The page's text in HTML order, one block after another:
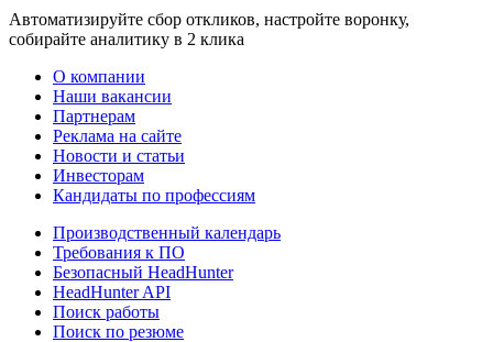
Автоматизируйте сбор откликов, настройте воронку,
собирайте аналитику в 2 клика
О компании
Наши вакансии
Партнерам
Реклама на сайте
Новости и статьи
Инвесторам
Кандидаты по профессиям
Производственный календарь
Требования к ПО
Безопасный HeadHunter
HeadHunter API
Поиск работы
Поиск по резюме